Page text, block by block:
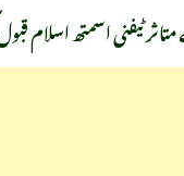
ٹیفنی اسمتھ اسلام